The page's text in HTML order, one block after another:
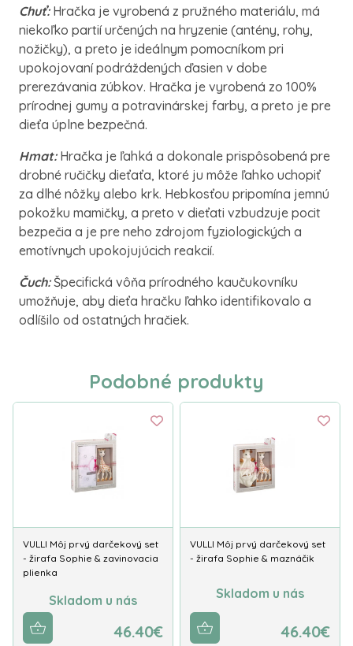
Chuť:Hračka je vyrobená z pružného materiálu, má
niekoľko partií určených na hryzenie (antény, rohy,
nožičky), a preto je ideálnym pomocníkom pri
upokojovaní podráždených ďasien v dobe
prerezávania zúbkov. Hračka je vyrobená zo 100%
prírodnej gumy a potravinárskej farby, a preto je pre
dieťa úplne bezpečná.
Hmat:Hračka je ľahká a dokonale prispôsobená pre
drobné ručičky dieťaťa, ktoré ju môže ľahko uchopiť
za dlhé nôžky alebo krk. Hebkosťou pripomína jemnú
pokožku mamičky, a preto v dieťati vzbudzuje pocit
bezpečia a je pre neho zdrojom fyziologických a
emotívnych upokojujúcich reakcií.
Čuch:Špecifická vôňa prírodného kaučukovníku
umožňuje, aby dieťa hračku ľahko identifikovalo a
odlíšilo od ostatných hračiek.
Podobné produkty
VULLI Môj prvý darčekový set
- žirafa Sophie & zavinovacia
plienka
Skladom u nás
46.40€
VULLI Môj prvý darčekový set
- žirafa Sophie & maznáčik
Skladom u nás
46.40€